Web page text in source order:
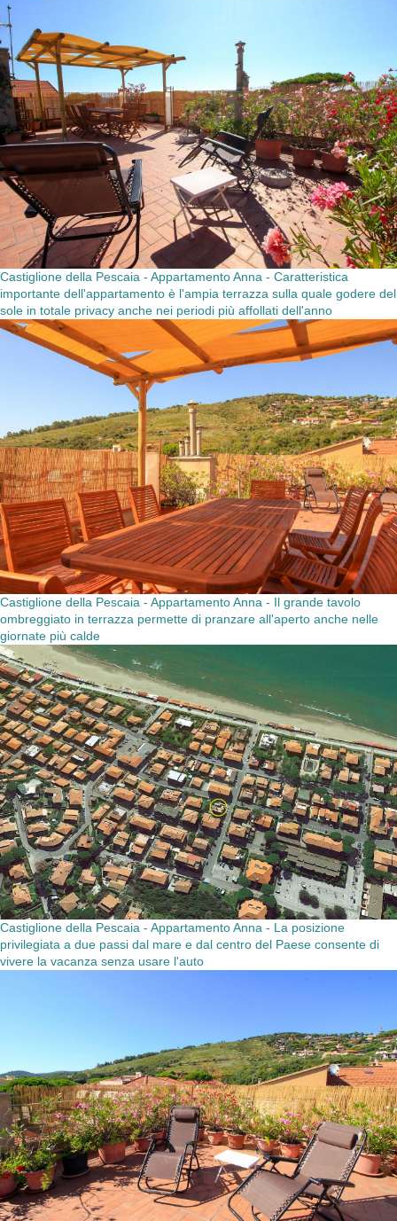
Castiglione della Pescaia - Appartamento Anna - Caratteristica
importante dell'appartamento è l'ampia terrazza sulla quale godere del
sole in totale privacy anche nei periodi più affollati dell'anno
Castiglione della Pescaia - Appartamento Anna - Il grande tavolo
ombreggiato in terrazza permette di pranzare all'aperto anche nelle
giornate più calde
Castiglione della Pescaia - Appartamento Anna - La posizione
privilegiata a due passi dal mare e dal centro del Paese consente di
vivere la vacanza senza usare l'auto